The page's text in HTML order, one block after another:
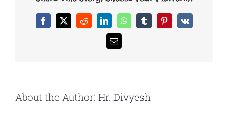
Facebook
X RedditLinkedInWhatsAppTumblrPinterest
Vk
Email
About the Author: Hr. Divyesh